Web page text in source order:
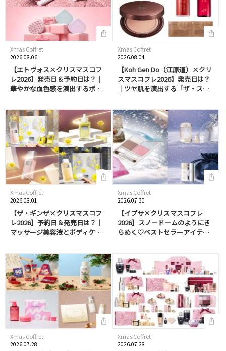
Xmas Coffret
2026.08.06
【エトヴォス×クリスマスコフ
レ2026】発売日＆予約日は？｜
華やかな血色感を演出するポイ
に！大人気マッサージブラシも
ホリデー仕様で同時発売♡ギフ
トにもおすすめ
Xmas Coffret
2026.08.04
【Koh Gen Do（江原道）×クリ
スマスコフレ2026】発売日は？
｜ツヤ肌を演出する「ザ・スキ
を含む特別なアニバーサリーボ
ックスが登場！
Xmas Coffret
2026.08.01
【ザ・ギンザ×クリスマスコフ
レ2026】予約日＆発売日は？｜
マッサージ美容液とボディケア
Xmas Coffret
2026.07.30
【イプサ×クリスマスコフレ
2026】スノードームのようにき
らめく♡ベストセラーアイテム
パレットも同時発売
Xmas Coffret
2026.07.28
Xmas Coffret
2026.07.28